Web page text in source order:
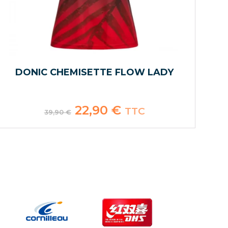
DONIC CHEMISETTE FLOW LADY
39,90€ Le
prix
était :
22,90 €Le
prix
est :
TTC